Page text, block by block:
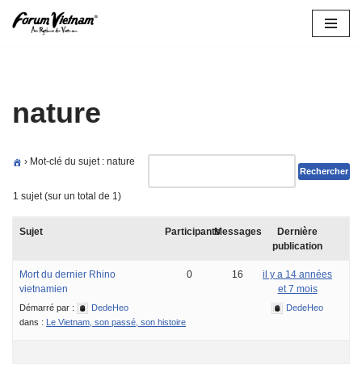
nature
› Mot-clé du sujet : nature
1 sujet (sur un total de 1)
Sujet ParticipantsMessages
Dernière
publication
Mort du dernier Rhino
vietnamien
Démarré par :
DedeHeo
dans : Le Vietnam, son passé, son histoire
0 16
il y a 14 années
et 7 mois
DedeHeo